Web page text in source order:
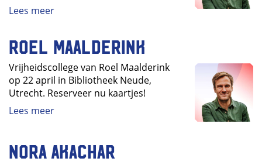
Lees meer
Roel Maalderink
Vrijheidscollege van Roel Maalderink
op 22 april in Bibliotheek Neude,
Utrecht. Reserveer nu kaartjes!
Lees meer
Nora Akachar